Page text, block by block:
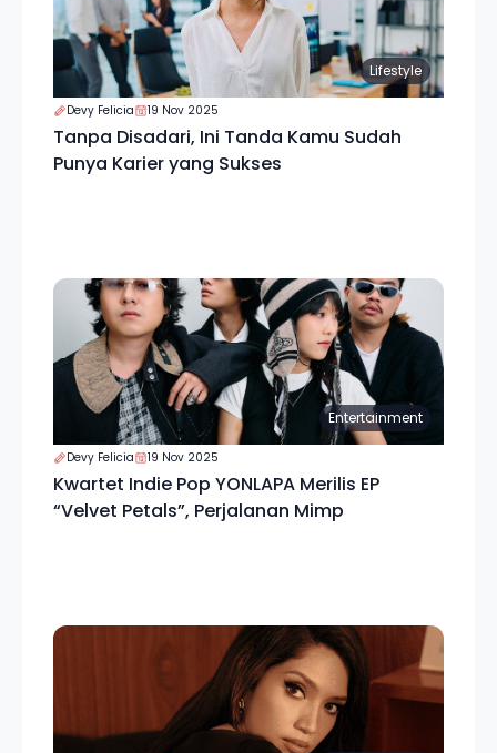
Lifestyle
Devy Felicia 19 Nov 2025
Tanpa Disadari, Ini Tanda Kamu Sudah
Punya Karier yang Sukses
Entertainment
Devy Felicia 19 Nov 2025
Kwartet Indie Pop YONLAPA Merilis EP
“Velvet Petals”, Perjalanan Mimp